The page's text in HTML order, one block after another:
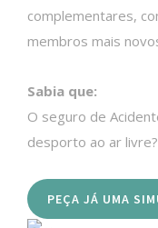
complementares,
membros mais
Sabia que:
O seguro de
desporto ao ar livre?
PEÇA JÁ UMA